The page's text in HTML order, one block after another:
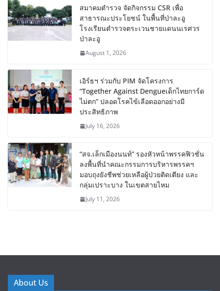
สมาคมตำรวจ จัดกิจกรรม CSR เพื่อ
สาธารณะประโยชน์ ในพื้นที่ป่าละอู
โรงเรียนตำรวจตระเวนชายแดนนเรศวร
ป่าละอู
August 1, 2026
เอิร์ธฯ ร่วมกับ PIM จัดโครงการ
“Together Against Dengueเด็กไทยการ์ด
ไม่ตก” ปลอดโรคไข้เลือดออกอย่างมี
ประสิทธิภาพ
July 16, 2026
“สจ.เล็กเมืองนนท์” รองหัวหน้าพรรคฟิวชั่น
ลงพื้นที่นำคณะกรรมการบริหารพรรคฯ
มอบถุงยังชีพช่วยเหลือผู้ป่วยติดเตียง และ
กลุ่มเปราะบาง ในเขตสายไหม
July 11, 2026
About Us